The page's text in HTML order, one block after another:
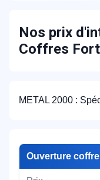
Nos prix
Coffres
METAL 2000 :
Ouverture